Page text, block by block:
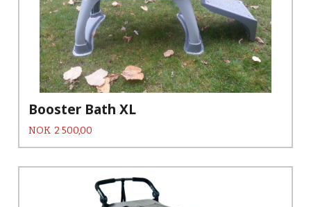
Booster Bath XL
Pris
NOK 2 500,00